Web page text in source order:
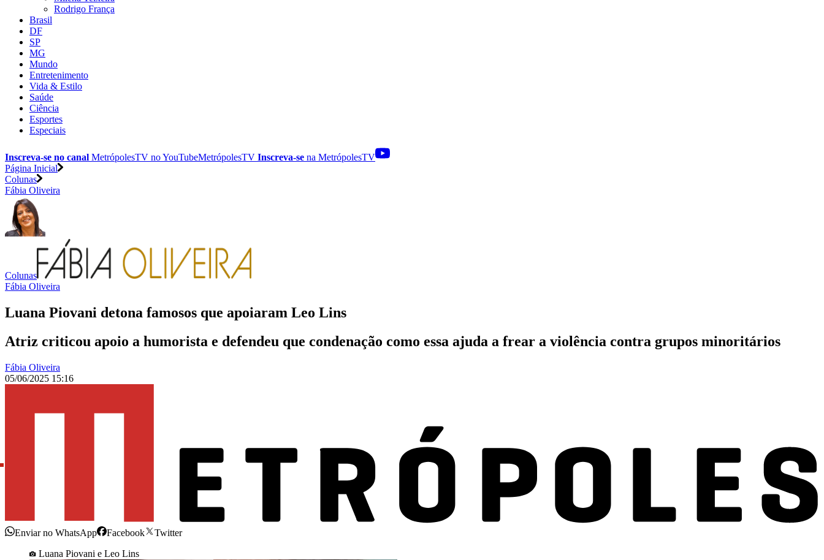
Rodrigo França
Brasil
DF
SP
MG
Mundo
Entretenimento
Vida & Estilo
Saúde
Ciência
Esportes
Especiais
Inscreva-se no canal MetrópolesTV noYouTubeMetrópolesTV Inscreva-se na MetrópolesTV
Página Inicial
Colunas
Fábia Oliveira
Colunas
Fábia Oliveira
Luana Piovani detona famosos que apoiaram Leo Lins
Atriz criticou apoio a humorista e defendeu que condenação como essa ajuda a frear a violência contra grupos minoritários
Fábia Oliveira
05/06/2025 15:16
Enviar no WhatsApp Facebook
Twitter
Luana Piovani e Leo Lins